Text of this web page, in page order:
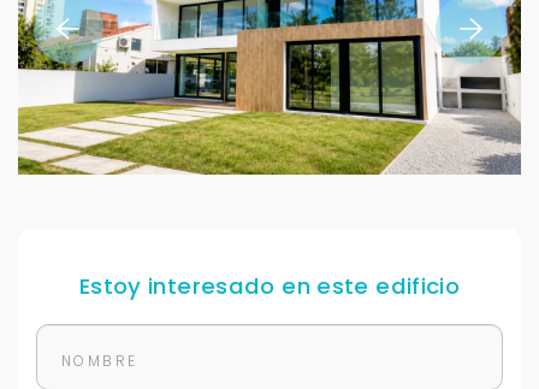
Estoy interesado en este edificio